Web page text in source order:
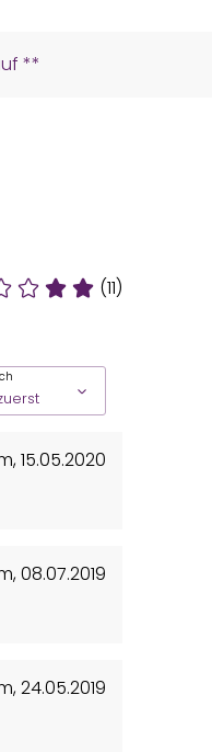
**
(11)
,15.05.2020
,08.07.2019
,24.05.2019